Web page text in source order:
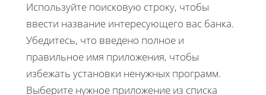
Используйте поисковую строку, чтобы
ввести название интересующего вас банка.
Убедитесь, что введено полное и
правильное имя приложения, чтобы
избежать установки ненужных программ.
Выберите нужное приложение из списка